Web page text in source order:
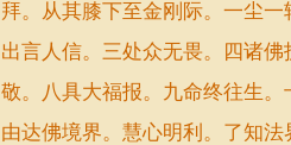
拜。从其膝下至金刚际。一尘
出言人信。三处众无畏。四诸
敬。八具大福报。九命终往生
由达佛境界。慧心明利。了知